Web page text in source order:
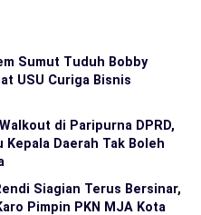
Sumut Tuduh Bobby
USU Curiga Bisnis
di Paripurna DPRD,
Kepala Daerah Tak Boleh
Siagian Terus Bersinar,
Pimpin PKN MJA Kota